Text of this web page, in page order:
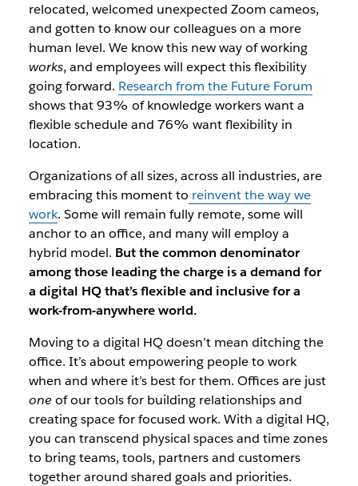
relocated, welcomed unexpected Zoom cameos,
and gotten to know our colleagues on a more
human level. We know this new way of working
works, and employees will expect this flexibility
going forward. Research from the Future Forum
shows that 93% of knowledge workers want a
flexible schedule and 76% want flexibility in
location.
Organizations of all sizes, across all industries, are
embracing this moment to reinvent the way we
work. Some will remain fully remote, some will
anchor to an office, and many will employ a
hybrid model. But the common denominator
among those leading the charge is a demand for
a digital HQ that’s flexible and inclusive for a
work-from-anywhere world.
Moving to a digital HQ doesn’t mean ditching the
office. It’s about empowering people to work
when and where it’s best for them. Offices are just
one of our tools for building relationships and
creating space for focused work. With a digital HQ,
you can transcend physical spaces and time zones
to bring teams, tools, partners and customers
together around shared goals and priorities.